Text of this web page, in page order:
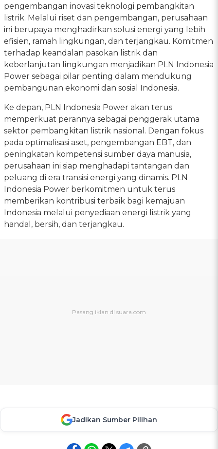
pengembangan inovasi teknologi pembangkitan
listrik. Melalui riset dan pengembangan, perusahaan
ini berupaya menghadirkan solusi energi yang lebih
efisien, ramah lingkungan, dan terjangkau. Komitmen
terhadap keandalan pasokan listrik dan
keberlanjutan lingkungan menjadikan PLN Indonesia
Power sebagai pilar penting dalam mendukung
pembangunan ekonomi dan sosial Indonesia.
Ke depan, PLN Indonesia Power akan terus
memperkuat perannya sebagai penggerak utama
sektor pembangkitan listrik nasional. Dengan fokus
pada optimalisasi aset, pengembangan EBT, dan
peningkatan kompetensi sumber daya manusia,
perusahaan ini siap menghadapi tantangan dan
peluang di era transisi energi yang dinamis. PLN
Indonesia Power berkomitmen untuk terus
memberikan kontribusi terbaik bagi kemajuan
Indonesia melalui penyediaan energi listrik yang
handal, bersih, dan terjangkau.
Jadikan Sumber Pilihan